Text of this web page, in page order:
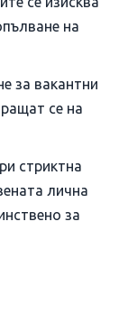
на
за вакантни
се на
стриктна
лична
за